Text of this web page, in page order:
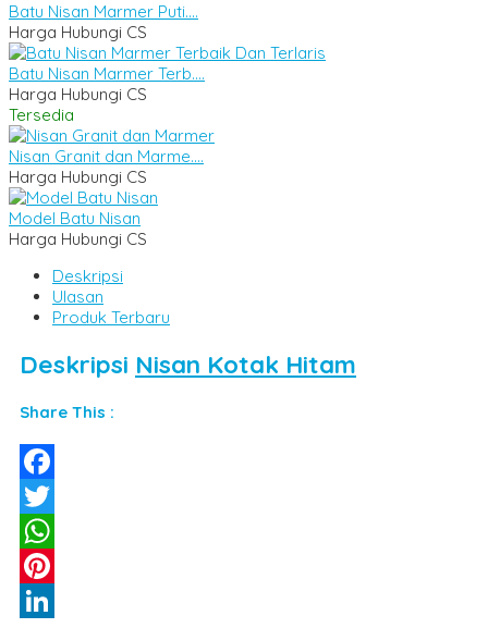
Batu Nisan Marmer Puti....
Harga Hubungi CS
Batu Nisan Marmer Terb....
Harga Hubungi CS
Tersedia
Nisan Granit dan Marme....
Harga Hubungi CS
Model Batu Nisan
Harga Hubungi CS
Deskripsi
Ulasan
Produk Terbaru
Deskripsi Nisan Kotak Hitam
Share This :
Facebook
Twitter
WhatsApp
Pinterest